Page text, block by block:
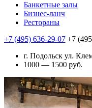
Банкетные залы
Бизнес-ланч
Рестораны
+7 (495) 636-29-07 +7
г. Подольск ул.
1000 — 1500 руб.